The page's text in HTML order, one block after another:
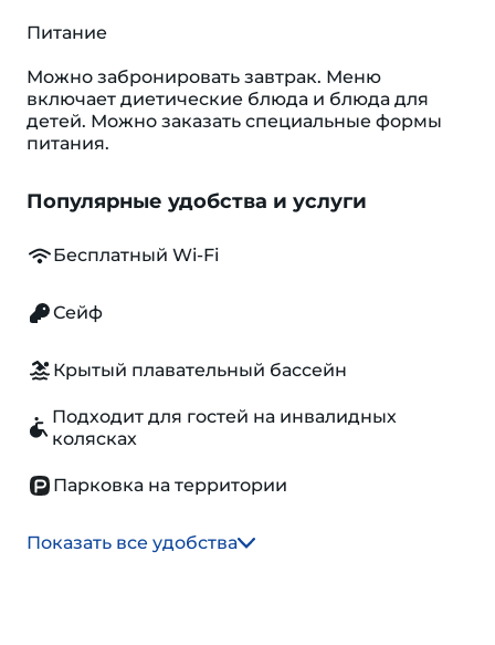
Питание
Можно забронировать завтрак. Меню
включает диетические блюда и блюда для
детей. Можно заказать специальные формы
питания.
Популярные удобства и услуги
Бесплатный Wi-Fi
Сейф
Крытый плавательный бассейн
Подходит для гостей на инвалидных
колясках
Парковка на территории
Показать все удобства